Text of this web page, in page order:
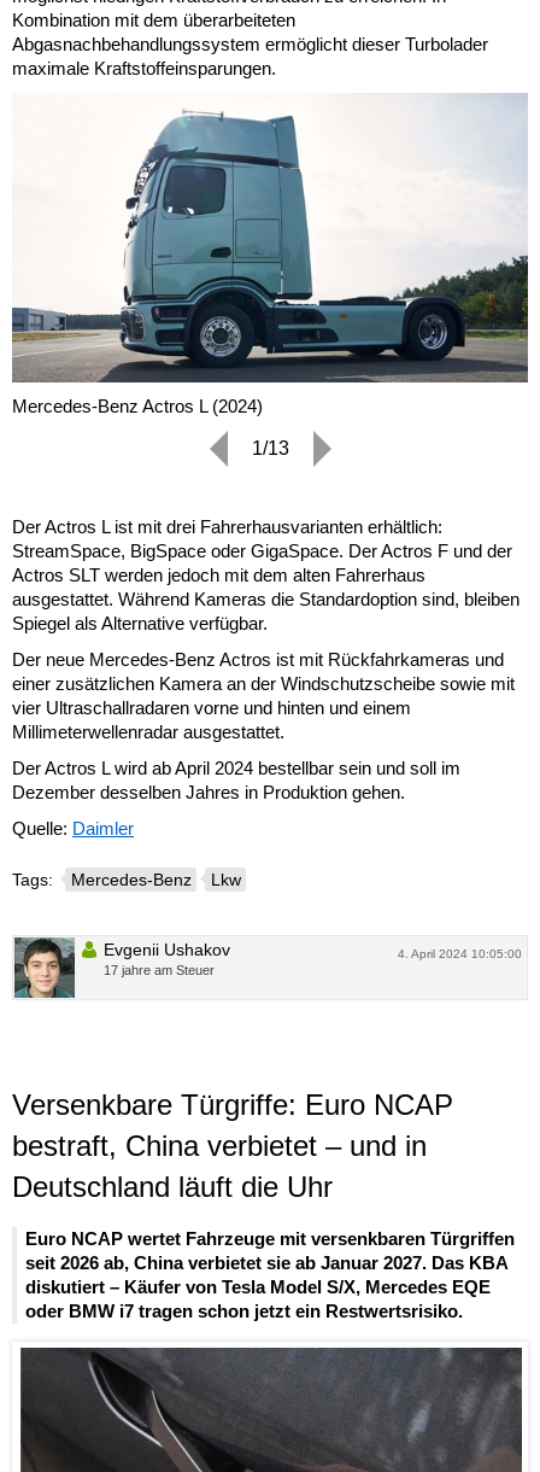
Kombination mit dem überarbeiteten
Abgasnachbehandlungssystem ermöglicht dieser Turbolader
maximale Kraftstoffeinsparungen.
Mercedes-Benz Actros L (2024)
1/13
Der Actros L ist mit drei Fahrerhausvarianten erhältlich:
StreamSpace, BigSpace oder GigaSpace. Der Actros F und der
Actros SLT werden jedoch mit dem alten Fahrerhaus
ausgestattet. Während Kameras die Standardoption sind, bleiben
Spiegel als Alternative verfügbar.
Der neue Mercedes-Benz Actros ist mit Rückfahrkameras und
einer zusätzlichen Kamera an der Windschutzscheibe sowie mit
vier Ultraschallradaren vorne und hinten und einem
Millimeterwellenradar ausgestattet.
Der Actros L wird ab April 2024 bestellbar sein und soll im
Dezember desselben Jahres in Produktion gehen.
Quelle: Daimler
Tags: Mercedes-Benz Lkw
4. April 2024 10:05:00
Evgenii Ushakov
17 jahre am Steuer
Versenkbare Türgriffe: Euro NCAP
bestraft, China verbietet – und in
Deutschland läuft die Uhr
Euro NCAP wertet Fahrzeuge mit versenkbaren Türgriffen
seit 2026 ab, China verbietet sie ab Januar 2027. Das KBA
diskutiert – Käufer von Tesla Model S/X, Mercedes EQE
oder BMW i7 tragen schon jetzt ein Restwertsrisiko.